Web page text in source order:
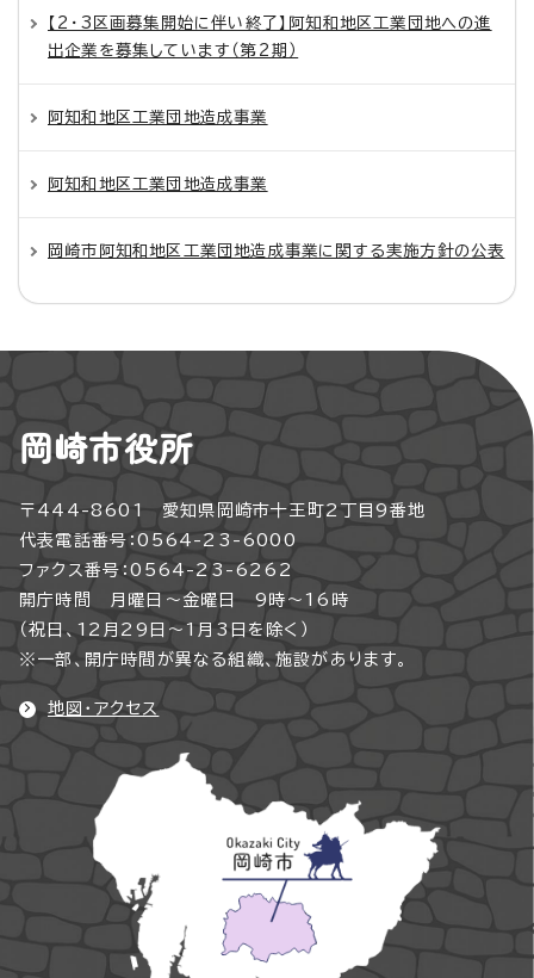
【2・3区画募集開始に伴い終了】阿知和地区工業団地への進
出企業を募集しています（第2期）
阿知和地区工業団地造成事業
阿知和地区工業団地造成事業
岡崎市阿知和地区工業団地造成事業に関する実施方針の公表
岡崎市役所
〒444-8601 愛知県岡崎市十王町2丁目9番地
代表電話番号：0564-23-6000
ファクス番号：0564-23-6262
開庁時間 月曜日～金曜日 9時～16時
（祝日、12月29日～1月3日を除く）
※一部、開庁時間が異なる組織、施設があります。
地図・アクセス